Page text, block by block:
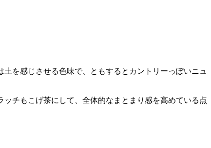
を感じさせる色味で、ともするとカントリーっぽいニュ
チもこげ茶にして、全体的なまとまり感を高めている点